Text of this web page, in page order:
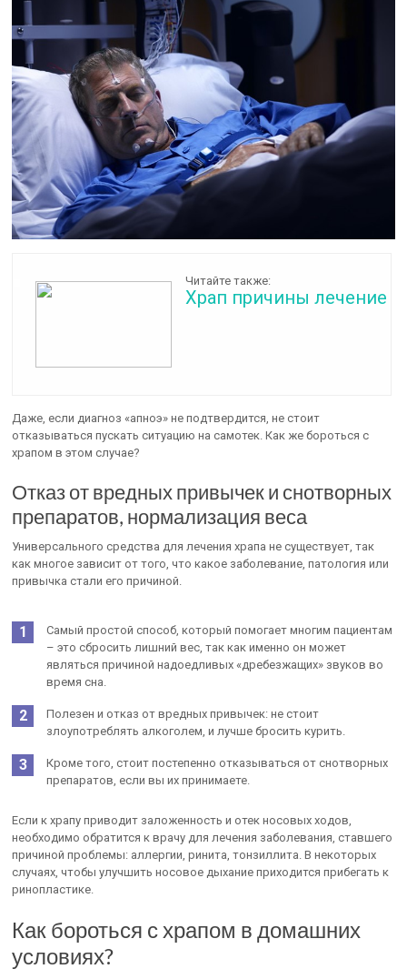
Читайте также:
Храп причины лечение
Даже, если диагноз «апноэ» не подтвердится, не стоит
отказываться пускать ситуацию на самотек. Как же бороться с
храпом в этом случае?
Отказ от вредных привычек и снотворных
препаратов, нормализация веса
Универсального средства для лечения храпа не существует, так
как многое зависит от того, что какое заболевание, патология или
привычка стали его причиной.
Самый простой способ, который помогает многим пациентам
– это сбросить лишний вес, так как именно он может
являться причиной надоедливых «дребезжащих» звуков во
время сна.
Полезен и отказ от вредных привычек: не стоит
злоупотреблять алкоголем, и лучше бросить курить.
Кроме того, стоит постепенно отказываться от снотворных
препаратов, если вы их принимаете.
Если к храпу приводит заложенность и отек носовых ходов,
необходимо обратится к врачу для лечения заболевания, ставшего
причиной проблемы: аллергии, ринита, тонзиллита. В некоторых
случаях, чтобы улучшить носовое дыхание приходится прибегать к
ринопластике.
Как бороться с храпом в домашних
условиях?